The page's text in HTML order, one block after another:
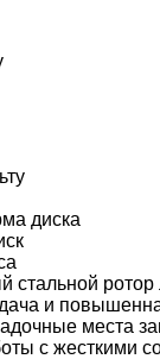
диска
стальной ротор
и
места
с жесткими